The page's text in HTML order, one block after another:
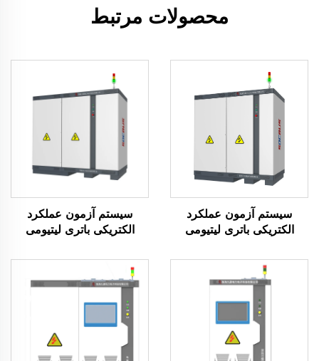
محصولات مرتبط
سیستم آزمون عملکرد
الکتریکی باتری لیتیومی
سیستم آزمون عملکرد
الکتریکی باتری لیتیومی